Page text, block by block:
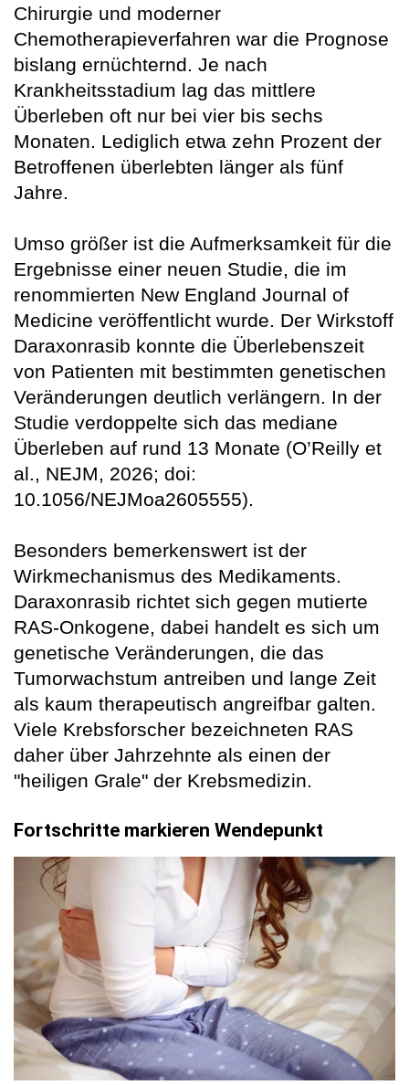
Chirurgie und moderner
Chemotherapieverfahren war die Prognose
bislang ernüchternd. Je nach
Krankheitsstadium lag das mittlere
Überleben oft nur bei vier bis sechs
Monaten. Lediglich etwa zehn Prozent der
Betroffenen überlebten länger als fünf
Jahre.
Umso größer ist die Aufmerksamkeit für die
Ergebnisse einer neuen Studie, die im
renommierten New England Journal of
Medicine veröffentlicht wurde. Der Wirkstoff
Daraxonrasib konnte die Überlebenszeit
von Patienten mit bestimmten genetischen
Veränderungen deutlich verlängern. In der
Studie verdoppelte sich das mediane
Überleben auf rund 13 Monate (O’Reilly et
al., NEJM, 2026; doi:
10.1056/NEJMoa2605555).
Besonders bemerkenswert ist der
Wirkmechanismus des Medikaments.
Daraxonrasib richtet sich gegen mutierte
RAS-Onkogene, dabei handelt es sich um
genetische Veränderungen, die das
Tumorwachstum antreiben und lange Zeit
als kaum therapeutisch angreifbar galten.
Viele Krebsforscher bezeichneten RAS
daher über Jahrzehnte als einen der
"heiligen Grale" der Krebsmedizin.
Fortschritte markieren Wendepunkt